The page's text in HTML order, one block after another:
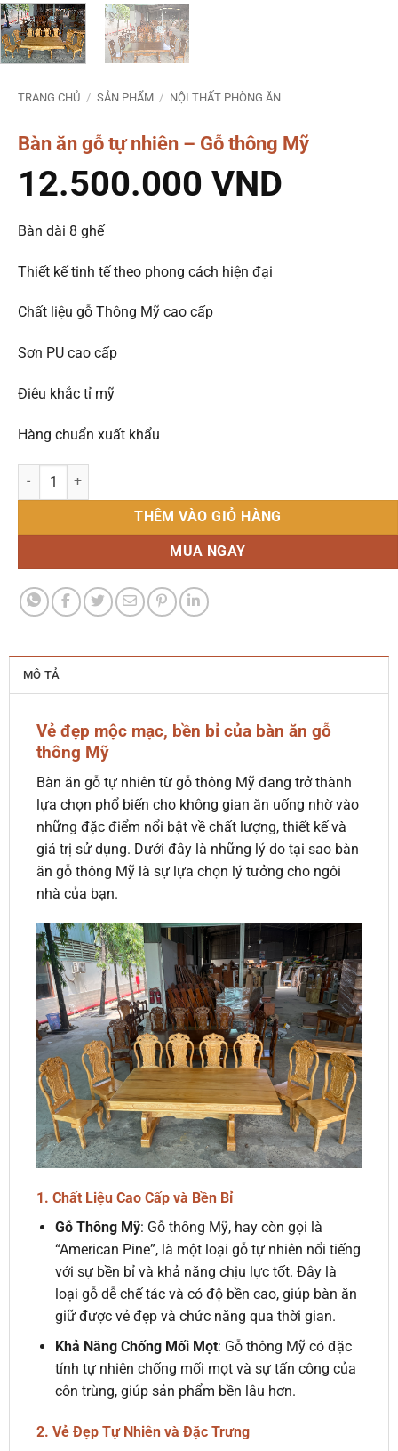
TRANG CHỦ / SẢN PHẨM / NỘI THẤT PHÒNG ĂN
Bàn ăn gỗ tự nhiên – Gỗ thông Mỹ
12.500.000 VND
Bàn dài 8 ghế
Thiết kế tinh tế theo phong cách hiện đại
Chất liệu gỗ Thông Mỹ cao cấp
Sơn PU cao cấp
Điêu khắc tỉ mỹ
Hàng chuẩn xuất khẩu
Bàn ăn gỗ tự nhiên - Gỗ thông Mỹ số lượng
THÊM VÀO GIỎ HÀNG
MUA NGAY
MÔ TẢ
Vẻ đẹp mộc mạc, bền bỉ của bàn ăn gỗ
thông Mỹ
Bàn ăn gỗ tự nhiên từ gỗ thông Mỹ đang trở thành
lựa chọn phổ biến cho không gian ăn uống nhờ vào
những đặc điểm nổi bật về chất lượng, thiết kế và
giá trị sử dụng. Dưới đây là những lý do tại sao bàn
ăn gỗ thông Mỹ là sự lựa chọn lý tưởng cho ngôi
nhà của bạn.
1. Chất Liệu Cao Cấp và Bền Bỉ
Gỗ Thông Mỹ: Gỗ thông Mỹ, hay còn gọi là
“American Pine”, là một loại gỗ tự nhiên nổi tiếng
với sự bền bỉ và khả năng chịu lực tốt. Đây là
loại gỗ dễ chế tác và có độ bền cao, giúp bàn ăn
giữ được vẻ đẹp và chức năng qua thời gian.
Khả Năng Chống Mối Mọt: Gỗ thông Mỹ có đặc
tính tự nhiên chống mối mọt và sự tấn công của
côn trùng, giúp sản phẩm bền lâu hơn.
2. Vẻ Đẹp Tự Nhiên và Đặc Trưng